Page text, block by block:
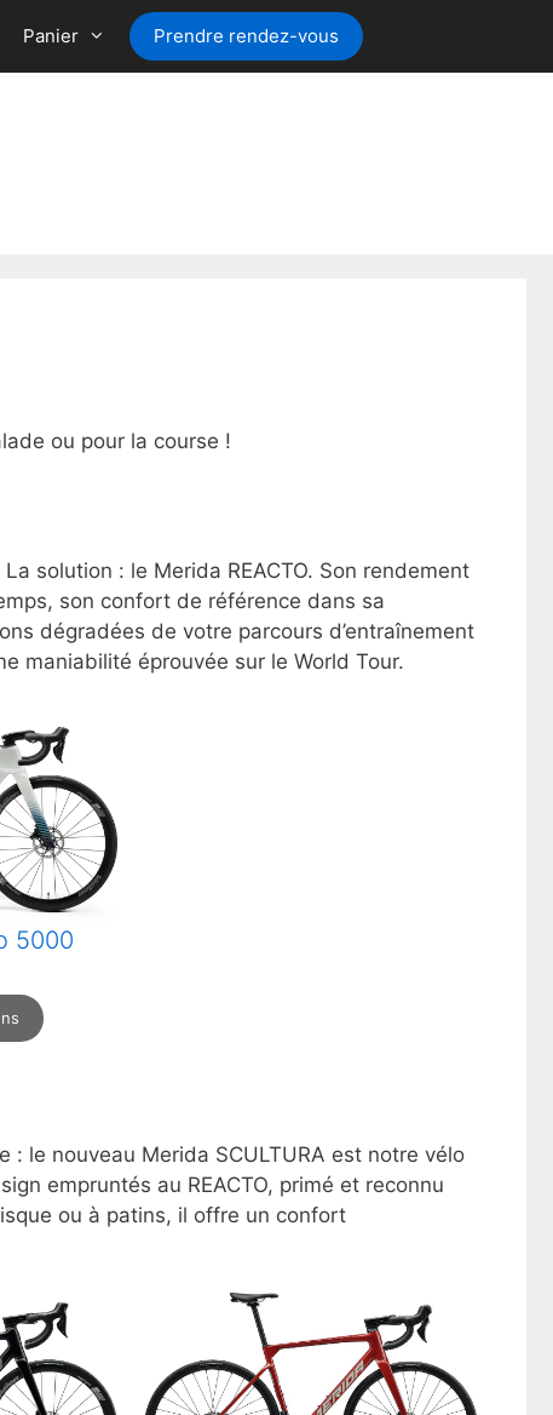
Panier Prendre rendez-vous
ou pour la course !
solution : le Merida REACTO. Son rendement
son confort de référence dans sa
dégradées de votre parcours d’entraînement
maniabilité éprouvée sur le World Tour.
5000
le nouveau Merida SCULTURA est notre vélo
empruntés au REACTO, primé et reconnu
ou à patins, il offre un confort